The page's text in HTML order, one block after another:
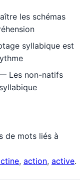
les schémas
syllabique est
Les non-natifs
de mots liés à
, action, active.